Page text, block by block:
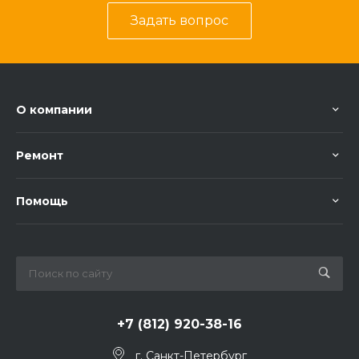
Задать вопрос
О компании
Ремонт
Помощь
+7 (812) 920-38-16
г. Санкт-Петербург